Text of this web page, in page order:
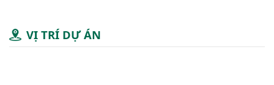
VỊ TRÍ DỰ ÁN